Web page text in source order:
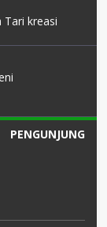
Tari kreasi
PENGUNJUNG